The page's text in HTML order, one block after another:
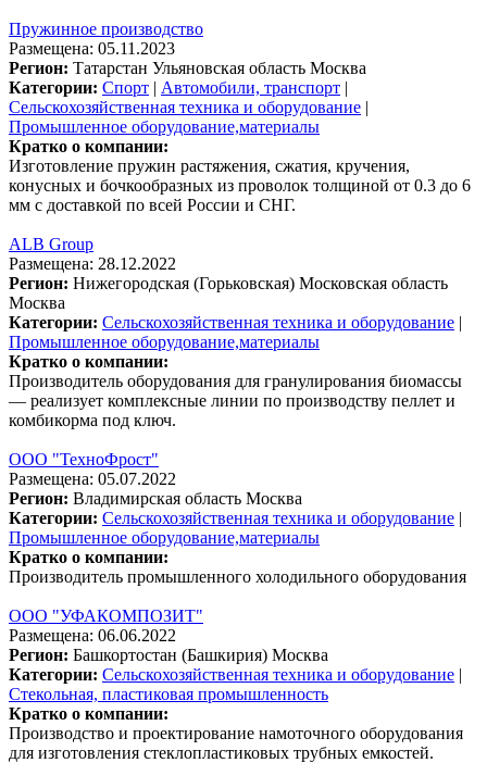
Пружинное производство
Размещена: 05.11.2023
Регион: Татарстан Ульяновская область Москва
Категории: Спорт | Автомобили, транспорт |
Сельскохозяйственная техника и оборудование |
Промышленное оборудование,материалы
Кратко о компании:
Изготовление пружин растяжения, сжатия, кручения,
конусных и бочкообразных из проволок толщиной от 0.3 до 6
мм с доставкой по всей России и СНГ.
ALB Group
Размещена: 28.12.2022
Регион: Нижегородская (Горьковская) Московская область
Москва
Категории: Сельскохозяйственная техника и оборудование |
Промышленное оборудование,материалы
Кратко о компании:
Производитель оборудования для гранулирования биомассы
— реализует комплексные линии по производству пеллет и
комбикорма под ключ.
ООО "ТехноФрост"
Размещена: 05.07.2022
Регион: Владимирская область Москва
Категории: Сельскохозяйственная техника и оборудование |
Промышленное оборудование,материалы
Кратко о компании:
Производитель промышленного холодильного оборудования
ООО "УФАКОМПОЗИТ"
Размещена: 06.06.2022
Регион: Башкортостан (Башкирия) Москва
Категории: Сельскохозяйственная техника и оборудование |
Стекольная, пластиковая промышленность
Кратко о компании:
Производство и проектирование намоточного оборудования
для изготовления стеклопластиковых трубных емкостей.